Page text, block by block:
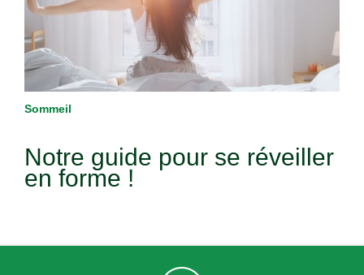
Sommeil
Notre guide pour se réveiller
en forme !